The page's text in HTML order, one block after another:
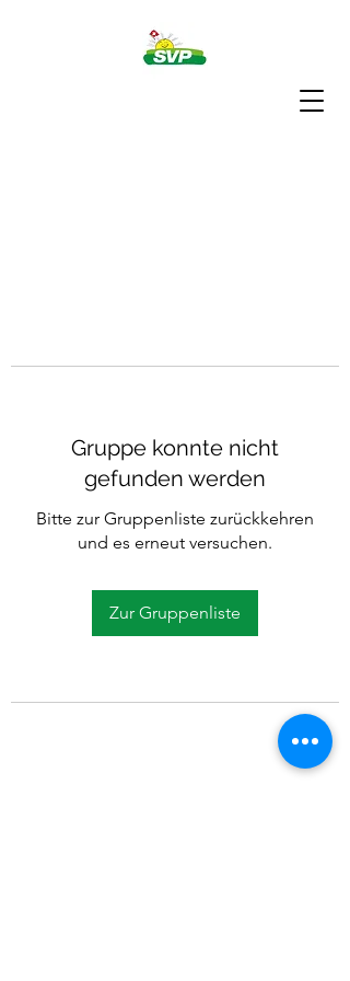
Gruppe konnte nicht
gefunden werden
Bitte zur Gruppenliste zurückkehren
und es erneut versuchen.
Zur Gruppenliste